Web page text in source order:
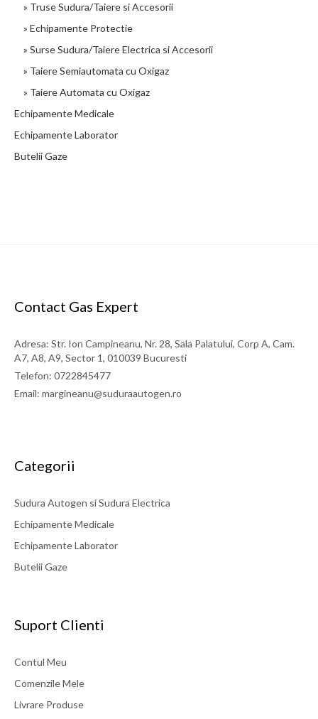
Stut innadire furtun acetilena/propan (8mm)
Diametru: 8mm
» Truse Sudura/Taiere si Accesorii
» Echipamente Protectie
» Surse Sudura/Taiere Electrica si Accesorii
» Taiere Semiautomata cu Oxigaz
» Taiere Automata cu Oxigaz
Echipamente Medicale
Echipamente Laborator
Butelii Gaze
Contact Gas Expert
Adresa: Str. Ion Campineanu, Nr. 28, Sala Palatului, Corp A, Cam.
A7, A8, A9, Sector 1, 010039 Bucuresti
Telefon: 0722845477
Email: margineanu@suduraautogen.ro
Categorii
Sudura Autogen si Sudura Electrica
Echipamente Medicale
Echipamente Laborator
Butelii Gaze
Suport Clienti
Contul Meu
Comenzile Mele
Livrare Produse